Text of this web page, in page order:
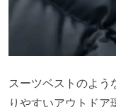
スーツベストのよう
りやすいアウトド